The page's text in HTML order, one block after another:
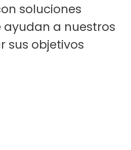
soluciones
a nuestros
sus objetivos